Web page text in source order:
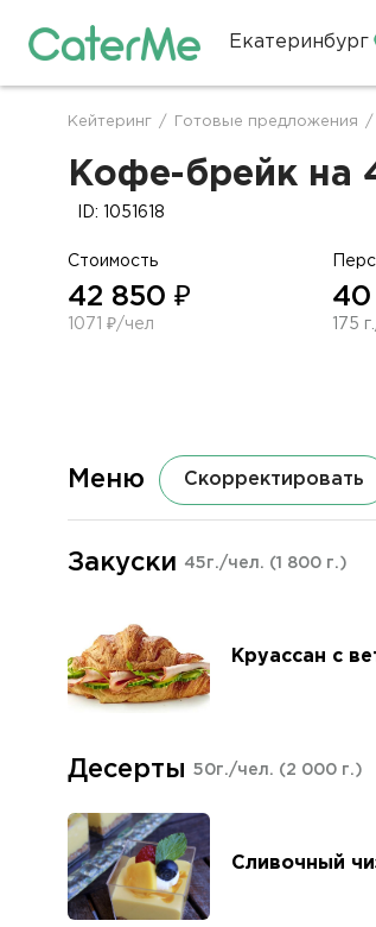
Екатеринбург
Строка
навигации
Кейтеринг / Готовые предложения /
Кофе-брейк на
ID: 1051618
Стоимость
42 850 ₽
1071 ₽/чел
40
175
Меню Скорректировать
Закуски 45г./чел. (1 800 г.)
Круассан с
Десерты 50г./чел. (2 000 г.)
Сливочный